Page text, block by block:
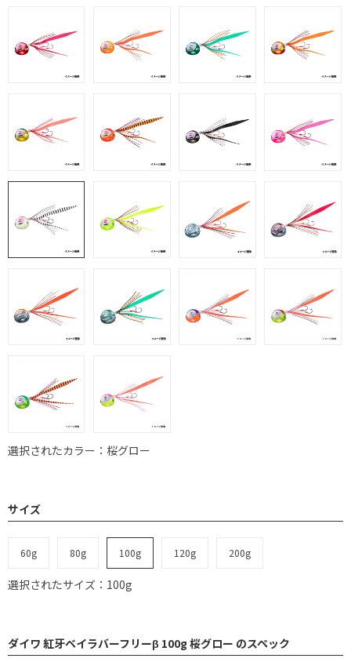
選択されたカラー：桜グロー
サイズ
60g 80g 100g 120g 200g
選択されたサイズ：100g
ダイワ 紅牙ベイラバーフリーβ 100g 桜グロー のスペック